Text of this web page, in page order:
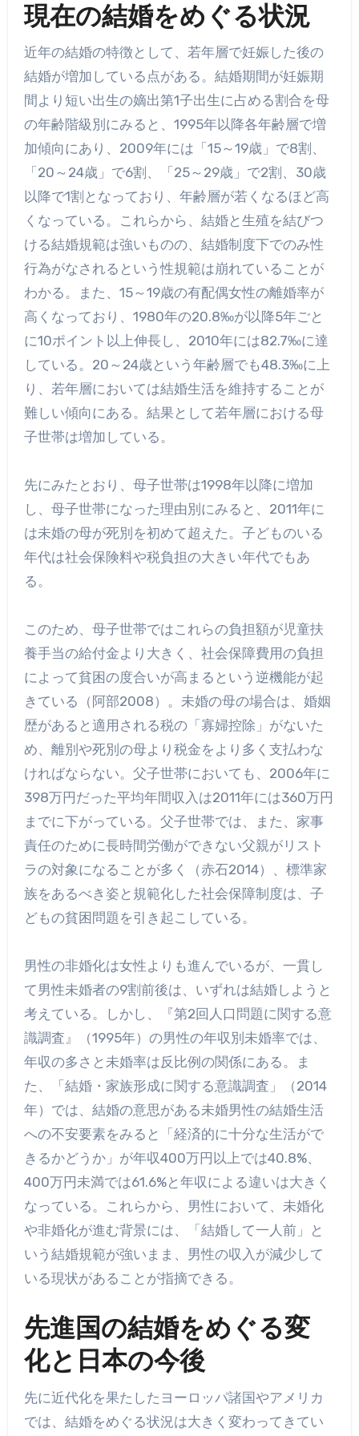
現在の結婚をめぐる状況
近年の結婚の特徴として、若年層で妊娠した後の
結婚が増加している点がある。結婚期間が妊娠期
間より短い出生の嫡出第1子出生に占める割合を母
の年齢階級別にみると、1995年以降各年齢層で増
加傾向にあり、2009年には「15～19歳」で8割、
「20～24歳」で6割、「25～29歳」で2割、30歳
以降で1割となっており、年齢層が若くなるほど高
くなっている。これらから、結婚と生殖を結びつ
ける結婚規範は強いものの、結婚制度下でのみ性
行為がなされるという性規範は崩れていることが
わかる。また、15～19歳の有配偶女性の離婚率が
高くなっており、1980年の20.8‰が以降5年ごと
に10ポイント以上伸長し、2010年には82.7‰に達
している。20～24歳という年齢層でも48.3‰に上
り、若年層においては結婚生活を維持することが
難しい傾向にある。結果として若年層における母
子世帯は増加している。
先にみたとおり、母子世帯は1998年以降に増加
し、母子世帯になった理由別にみると、2011年に
は未婚の母が死別を初めて超えた。子どものいる
年代は社会保険料や税負担の大きい年代でもあ
る。
このため、母子世帯ではこれらの負担額が児童扶
養手当の給付金より大きく、社会保障費用の負担
によって貧困の度合いが高まるという逆機能が起
きている（阿部2008）。未婚の母の場合は、婚姻
歴があると適用される税の「寡婦控除」がないた
め、離別や死別の母より税金をより多く支払わな
ければならない。父子世帯においても、2006年に
398万円だった平均年間収入は2011年には360万円
までに下がっている。父子世帯では、また、家事
責任のために長時間労働ができない父親がリスト
ラの対象になることが多く（赤石2014）、標準家
族をあるべき姿と規範化した社会保障制度は、子
どもの貧困問題を引き起こしている。
男性の非婚化は女性よりも進んでいるが、一貫し
て男性未婚者の9割前後は、いずれは結婚しようと
考えている。しかし、『第2回人口問題に関する意
識調査』（1995年）の男性の年収別未婚率では、
年収の多さと未婚率は反比例の関係にある。ま
た、「結婚・家族形成に関する意識調査」（2014
年）では、結婚の意思がある未婚男性の結婚生活
への不安要素をみると「経済的に十分な生活がで
きるかどうか」が年収400万円以上では40.8%、
400万円未満では61.6%と年収による違いは大きく
なっている。これらから、男性において、未婚化
や非婚化が進む背景には、「結婚して一人前」と
いう結婚規範が強いまま、男性の収入が減少して
いる現状があることが指摘できる。
先進国の結婚をめぐる変
化と日本の今後
先に近代化を果たしたヨーロッパ諸国やアメリカ
では、結婚をめぐる状況は大きく変わってきてい